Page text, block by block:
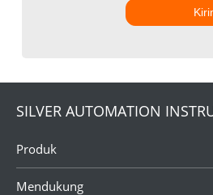
SILVER AUTOMATION
Produk
Mendukung